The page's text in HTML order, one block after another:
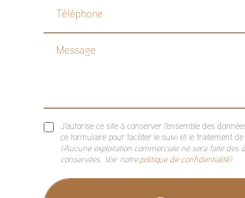
Téléphone
Message
J'autorise ce site à conserver l'ensemble des
ce formulaire pour faciliter le suivi et le traitement
(Aucune exploitation commerciale ne sera faite des
conservées. Voir notre politique de confidentialité)